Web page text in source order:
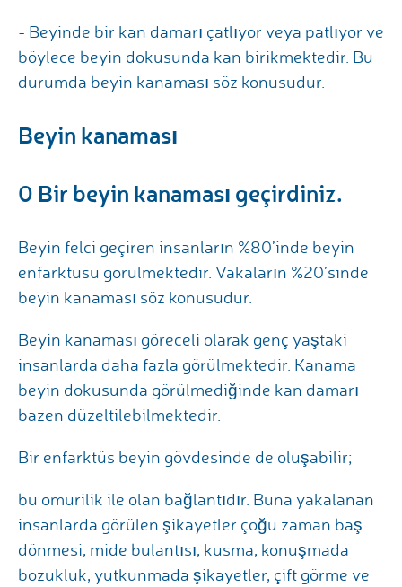
- Beyinde bir kan damarı çatlıyor veya patlıyor ve
böylece beyin dokusunda kan birikmektedir. Bu
durumda beyin kanaması söz konusudur.
Beyin kanaması
0 Bir beyin kanaması geçirdiniz.
Beyin felci geçiren insanların %80’inde beyin
enfarktüsü görülmektedir. Vakaların %20’sinde
beyin kanaması söz konusudur.
Beyin kanaması göreceli olarak genç yaştaki
insanlarda daha fazla görülmektedir. Kanama
beyin dokusunda görülmediğinde kan damarı
bazen düzeltilebilmektedir.
Bir enfarktüs beyin gövdesinde de oluşabilir;
bu omurilik ile olan bağlantıdır. Buna yakalanan
insanlarda görülen şikayetler çoğu zaman baş
dönmesi, mide bulantısı, kusma, konuşmada
bozukluk, yutkunmada şikayetler, çift görme ve